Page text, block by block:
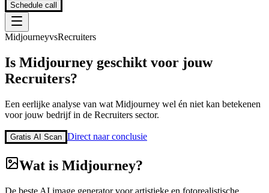
Schedule call
MidjourneyvsRecruiters
Is Midjourney geschikt voor jouw
Recruiters?
Een eerlijke analyse van wat Midjourney wel én niet kan betekenen
voor jouw bedrijf in de Recruiters sector.
Gratis AI Scan Direct naar conclusie
Wat is Midjourney?
De beste AI image generator voor artistieke en fotorealistische